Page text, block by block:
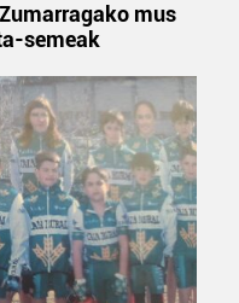
mus
semeak